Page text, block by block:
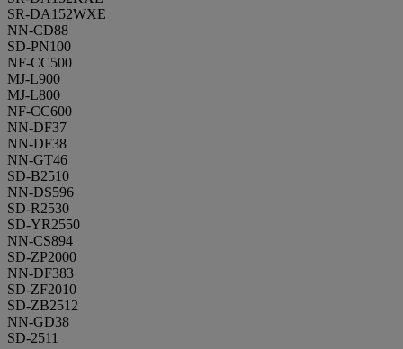
SR-DA152WXE
NN-CD88
SD-PN100
NF-CC500
MJ-L900
MJ-L800
NF-CC600
NN-DF37
NN-DF38
NN-GT46
SD-B2510
NN-DS596
SD-R2530
SD-YR2550
NN-CS894
SD-ZP2000
NN-DF383
SD-ZF2010
SD-ZB2512
NN-GD38
SD-2511